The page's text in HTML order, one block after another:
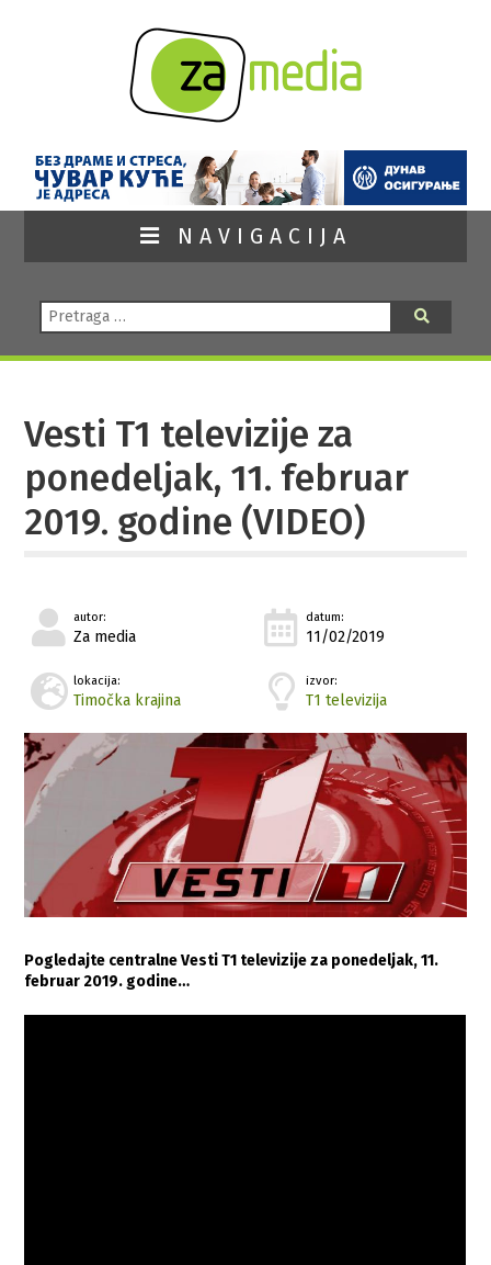
NAVIGACIJA
Pretraga:
Vesti T1 televizije za
ponedeljak, 11. februar
2019. godine (VIDEO)
autor:
Za media
datum:
11/02/2019
lokacija:
Timočka krajina
izvor:
T1 televizija
Pogledajte centralne Vesti T1 televizije za ponedeljak, 11.
februar 2019. godine…